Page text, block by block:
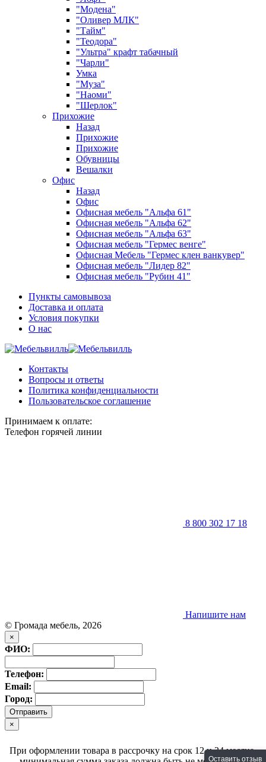
"Модена"
"Оливер МЛК"
"Тайм"
"Теодора"
"Ультра" крафт табачный
"Чарли"
Умка
"Муза"
"Наоми"
"Шерлок"
Прихожие
Назад
Прихожие
Прихожие
Обувницы
Вешалки
Офис
Назад
Офис
Офисная мебель "Альфа 61"
Офисная мебель "Альфа 62"
Офисная мебель "Альфа 63"
Офисная мебель "Гермес венге"
Офисная Мебель "Гермес клен ванкувер"
Офисная мебель "Лидер 82"
Офисная мебель "Рубин 41"
Пункты самовывоза
Доставка и оплата
Условия покупки
О нас
Контакты
Вопросы и ответы
Политика конфиденциальности
Пользовательское соглашение
Принимаем к оплате:
Телефон горячей линии
8 800 302 17 18
Напишите нам
© Громада мебель, 2026
×
ФИО:
Телефон:
Email:
Город:
×
При оформлении товара в рассрочку на срок 12 и 24 месяца,
Оставить отзыв